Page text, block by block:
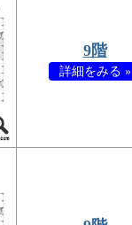
9階
詳細をみる »